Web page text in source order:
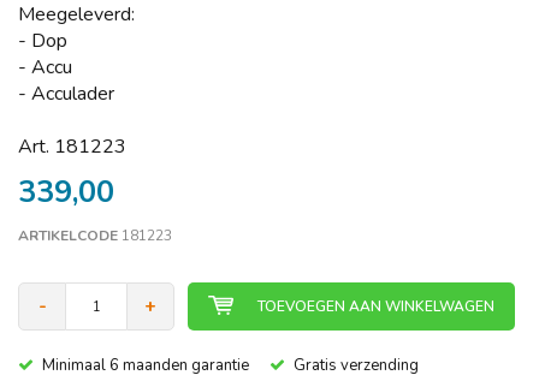
Meegeleverd:
- Dop
- Accu
- Acculader
Art. 181223
339,00
ARTIKELCODE 181223
- + TOEVOEGEN AAN WINKELWAGEN
Minimaal 6 maanden garantie Gratis verzending